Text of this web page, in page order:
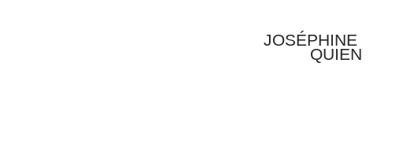
JOSÉPHINE
QUIEN